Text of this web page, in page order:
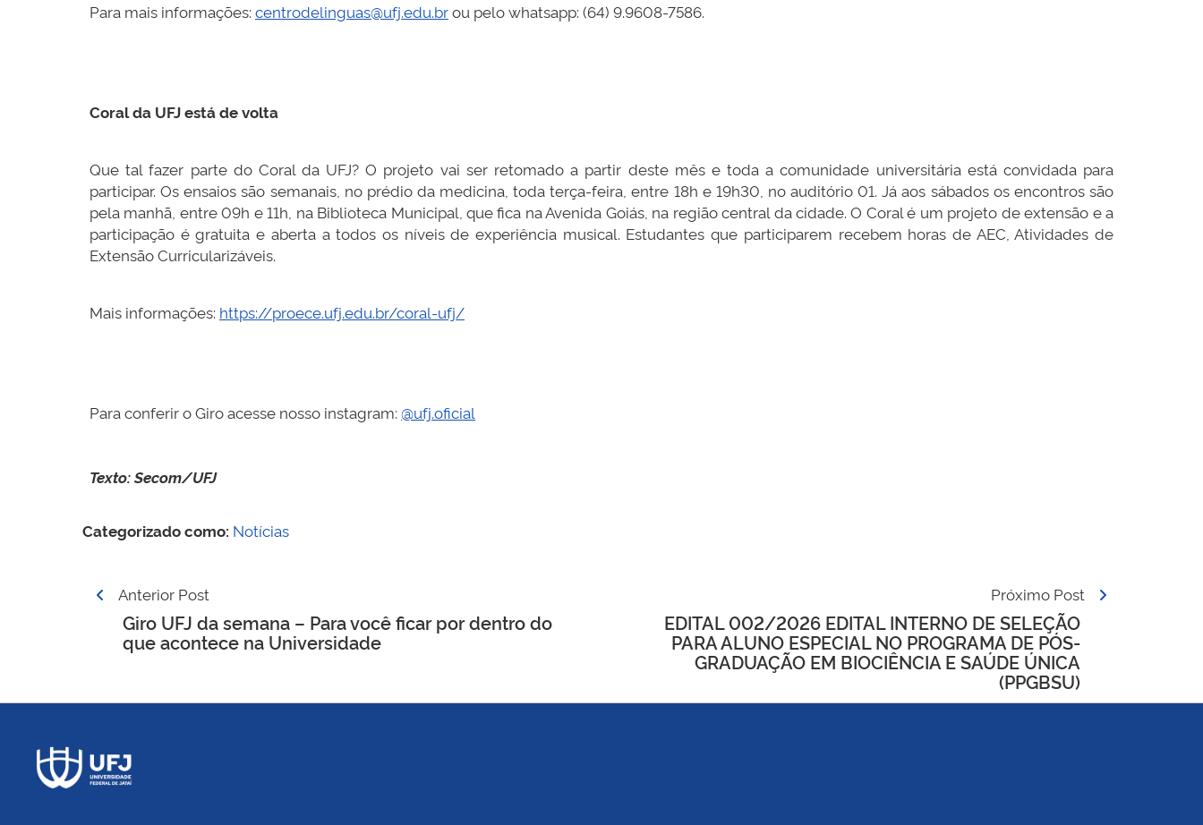
Para mais informações: centrodelinguas@ufj.edu.brou pelo whatsapp: (64) 9.9608-7586.
Coral da UFJ está de volta
Que tal fazer parte do Coral da UFJ? O projeto vai ser retomado a partir deste mês e toda a comunidade universitária está convidada para
participar. Os ensaios são semanais, no prédio da medicina, toda terça-feira, entre 18h e 19h30, no auditório 01. Já aos sábados os encontros são
pela manhã, entre 09h e 11h, na Biblioteca Municipal, que fica na Avenida Goiás, na região central da cidade. O Coral é um projeto de extensão e a
participação é gratuita e aberta a todos os níveis de experiência musical. Estudantes que participarem recebem horas de AEC, Atividades de
Extensão Curricularizáveis.
Mais informações: https://proece.ufj.edu.br/coral-ufj/
Para conferir o Giro acesse nosso instagram: @ufj.oficial
Texto: Secom/UFJ
Categorizado como: Notícias
Navegação
Post
Anterior Post
Giro UFJ da semana – Para você ficar por dentro do
que acontece na Universidade
Próximo Post
EDITAL 002/2026 EDITAL INTERNO DE SELEÇÃO
PARA ALUNO ESPECIAL NO PROGRAMA DE PÓS-
GRADUAÇÃO EM BIOCIÊNCIA E SAÚDE ÚNICA
(PPGBSU)